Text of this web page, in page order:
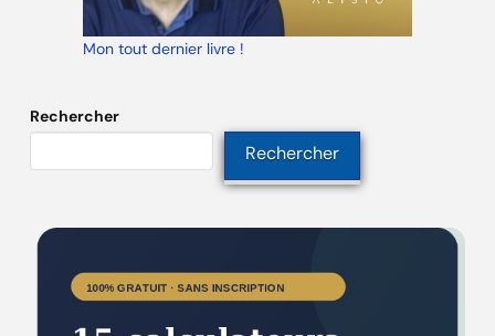
Mon tout dernier livre !
Rechercher
Rechercher